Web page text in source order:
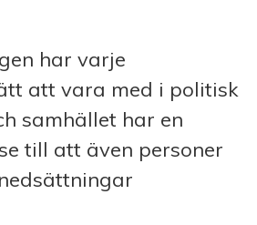
har varje
att vara med i politisk
samhället har en
till att även personer